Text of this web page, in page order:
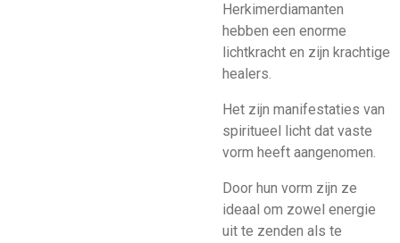
Herkimerdiamanten
hebben een enorme
lichtkracht en zijn krachtige
healers.
Het zijn manifestaties van
spiritueel licht dat vaste
vorm heeft aangenomen.
Door hun vorm zijn ze
ideaal om zowel energie
uit te zenden als te